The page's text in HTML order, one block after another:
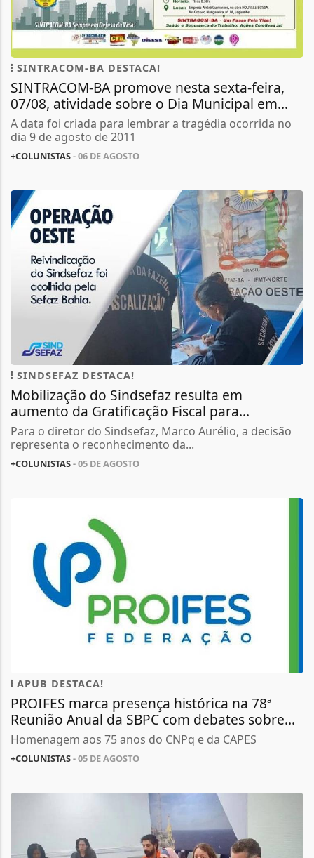
SINTRACOM-BA DESTACA!
SINTRACOM-BA promove nesta sexta-feira,
07/08, atividade sobre o Dia Municipal em...
A data foi criada para lembrar a tragédia ocorrida no
dia 9 de agosto de 2011
+COLUNISTAS- 06 DE AGOSTO
SINDSEFAZ DESTACA!
Mobilização do Sindsefaz resulta em
aumento da Gratificação Fiscal para...
Para o diretor do Sindsefaz, Marco Aurélio, a decisão
representa o reconhecimento da...
+COLUNISTAS- 05 DE AGOSTO
APUB DESTACA!
PROIFES marca presença histórica na 78ª
Reunião Anual da SBPC com debates sobre...
Homenagem aos 75 anos do CNPq e da CAPES
+COLUNISTAS- 05 DE AGOSTO